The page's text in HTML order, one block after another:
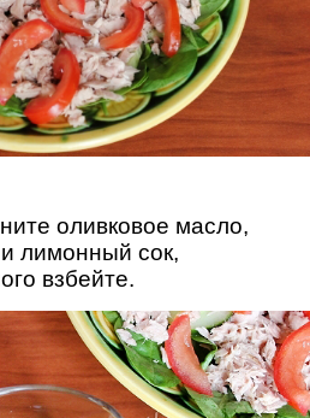
оливковое масло,
лимонный сок,
взбейте.